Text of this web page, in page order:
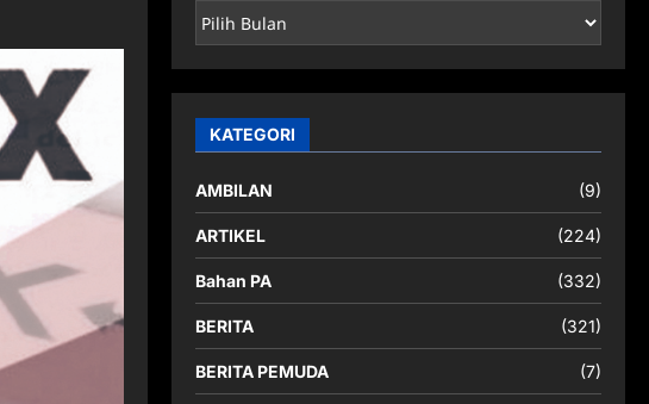
ARSIP
BERITA
KATEGORI
AMBILAN (9)
ARTIKEL (224)
Bahan PA (332)
BERITA (321)
BERITA PEMUDA (7)